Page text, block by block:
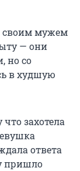
своим мужем
— они
но со
в худшую
захотела
ответа
пришло